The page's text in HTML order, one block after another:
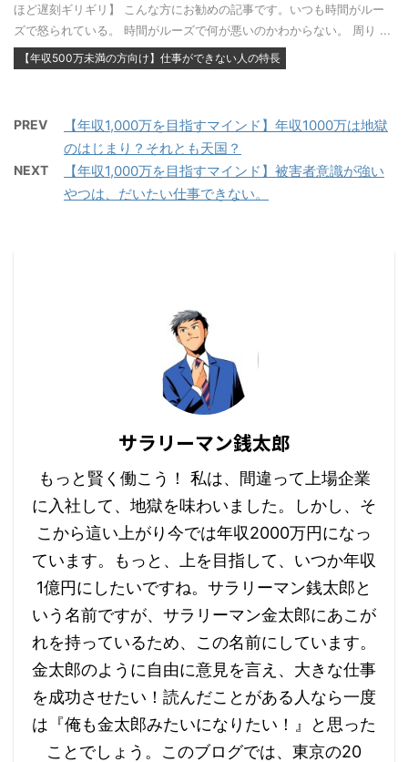
ほど遅刻ギリギリ】 こんな方にお勧めの記事です。いつも時間がルー
ズで怒られている。 時間がルーズで何が悪いのかわからない。 周り ...
【年収500万未満の方向け】仕事ができない人の特長
PREV
【年収1,000万を目指すマインド】年収1000万は地獄
のはじまり？それとも天国？
NEXT
【年収1,000万を目指すマインド】被害者意識が強い
やつは、だいたい仕事できない。
サラリーマン銭太郎
もっと賢く働こう！ 私は、間違って上場企業
に入社して、地獄を味わいました。しかし、そ
こから這い上がり今では年収2000万円になっ
ています。もっと、上を目指して、いつか年収
1億円にしたいですね。サラリーマン銭太郎と
いう名前ですが、サラリーマン金太郎にあこが
れを持っているため、この名前にしています。
金太郎のように自由に意見を言え、大きな仕事
を成功させたい！読んだことがある人なら一度
は『俺も金太郎みたいになりたい！』と思った
ことでしょう。 ​​このブログでは、東京の20